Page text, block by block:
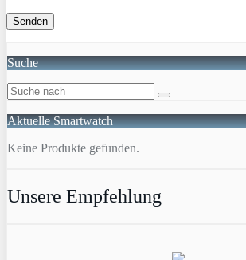
Suche
Aktuelle Smartwatch
Keine Produkte gefunden.
Unsere Empfehlung